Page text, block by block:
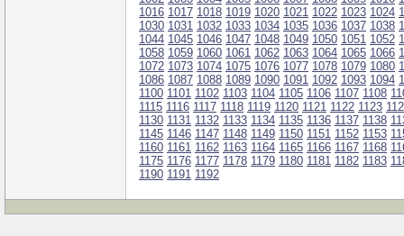
1016 1017 1018 1019 1020 1021 1022 1023 1024
1030 1031 1032 1033 1034 1035 1036 1037 1038
1044 1045 1046 1047 1048 1049 1050 1051 1052
1058 1059 1060 1061 1062 1063 1064 1065 1066
1072 1073 1074 1075 1076 1077 1078 1079 1080
1086 1087 1088 1089 1090 1091 1092 1093 1094
1100 1101 1102 1103 1104 1105 1106 1107 1108
1115 1116 1117 1118 1119 1120 1121 1122 1123
1130 1131 1132 1133 1134 1135 1136 1137 1138
1145 1146 1147 1148 1149 1150 1151 1152 1153
1160 1161 1162 1163 1164 1165 1166 1167 1168
1175 1176 1177 1178 1179 1180 1181 1182 1183
1190 1191 1192